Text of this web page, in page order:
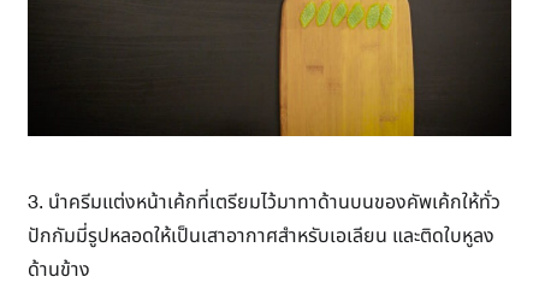
3. นำครีมแต่งหน้าเค้กที่เตรียมไว้มาทาด้านบนของคัพเค้กให้ทั่ว
ปักกัมมี่รูปหลอดให้เป็นเสาอากาศสำหรับเอเลียน และติดใบหูลง
ด้านข้าง